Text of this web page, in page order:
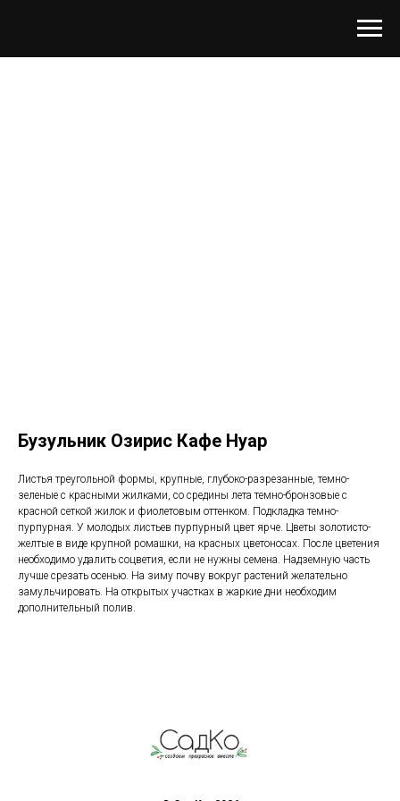
Бузульник Озирис Кафе Нуар
Листья треугольной формы, крупные, глубоко-разрезанные, темно-
зеленые с красными жилками, со средины лета темно-бронзовые с
красной сеткой жилок и фиолетовым оттенком. Подкладка темно-
пурпурная. У молодых листьев пурпурный цвет ярче. Цветы золотисто-
желтые в виде крупной ромашки, на красных цветоносах. После цветения
необходимо удалить соцветия, если не нужны семена. Надземную часть
лучше срезать осенью. На зиму почву вокруг растений желательно
замульчировать. На открытых участках в жаркие дни необходим
дополнительный полив.